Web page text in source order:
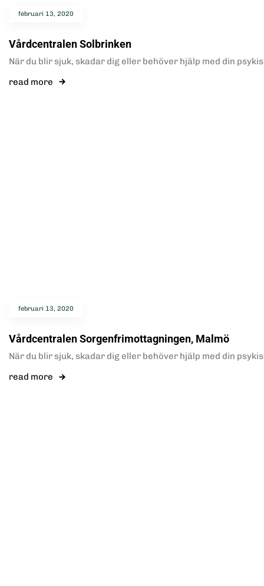
februari 13, 2020
Vårdcentralen Solbrinken
När du blir sjuk, skadar dig eller behöver hjälp med din
read more
februari 13, 2020
Vårdcentralen Sorgenfrimottagningen, Malmö
När du blir sjuk, skadar dig eller behöver hjälp med din
read more